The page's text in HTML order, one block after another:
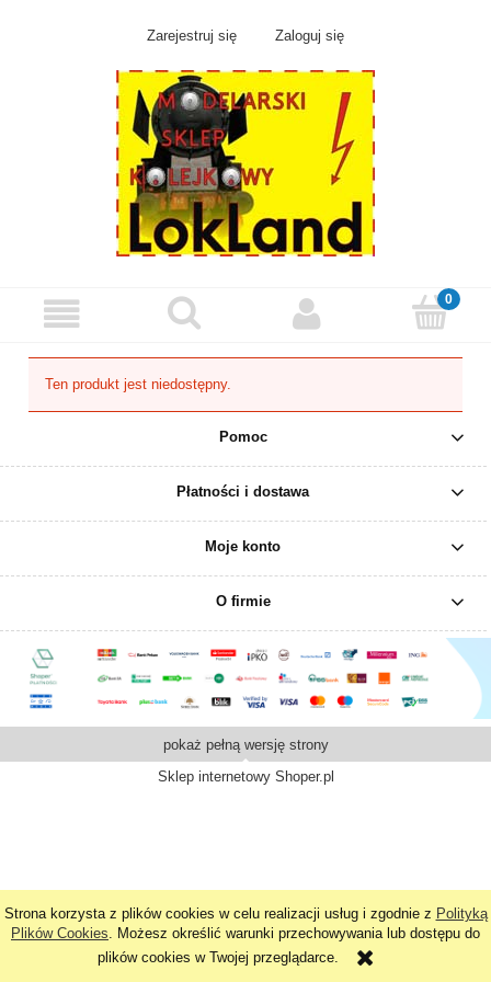
Strona korzysta z plików cookies w celu realizacji usług i zgodnie z Polityką
Plików Cookies. Możesz określić warunki przechowywania lub dostępu do
plików cookies w Twojej przeglądarce.
Zarejestruj się Zaloguj się
Ten produkt jest niedostępny.
Pomoc
Płatności i dostawa
Moje konto
O firmie
pokaż pełną wersję strony
Sklep internetowy Shoper.pl